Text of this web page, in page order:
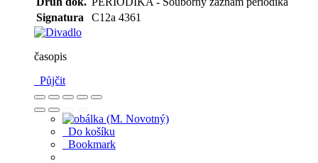
Signatura
C12a 4361
časopis
Půjčit
Do košíku
Bookmark